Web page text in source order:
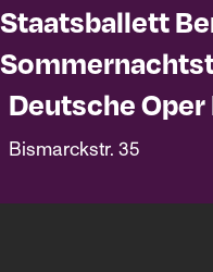
Staatsballett
Deutsche
Bismarckstr. 35